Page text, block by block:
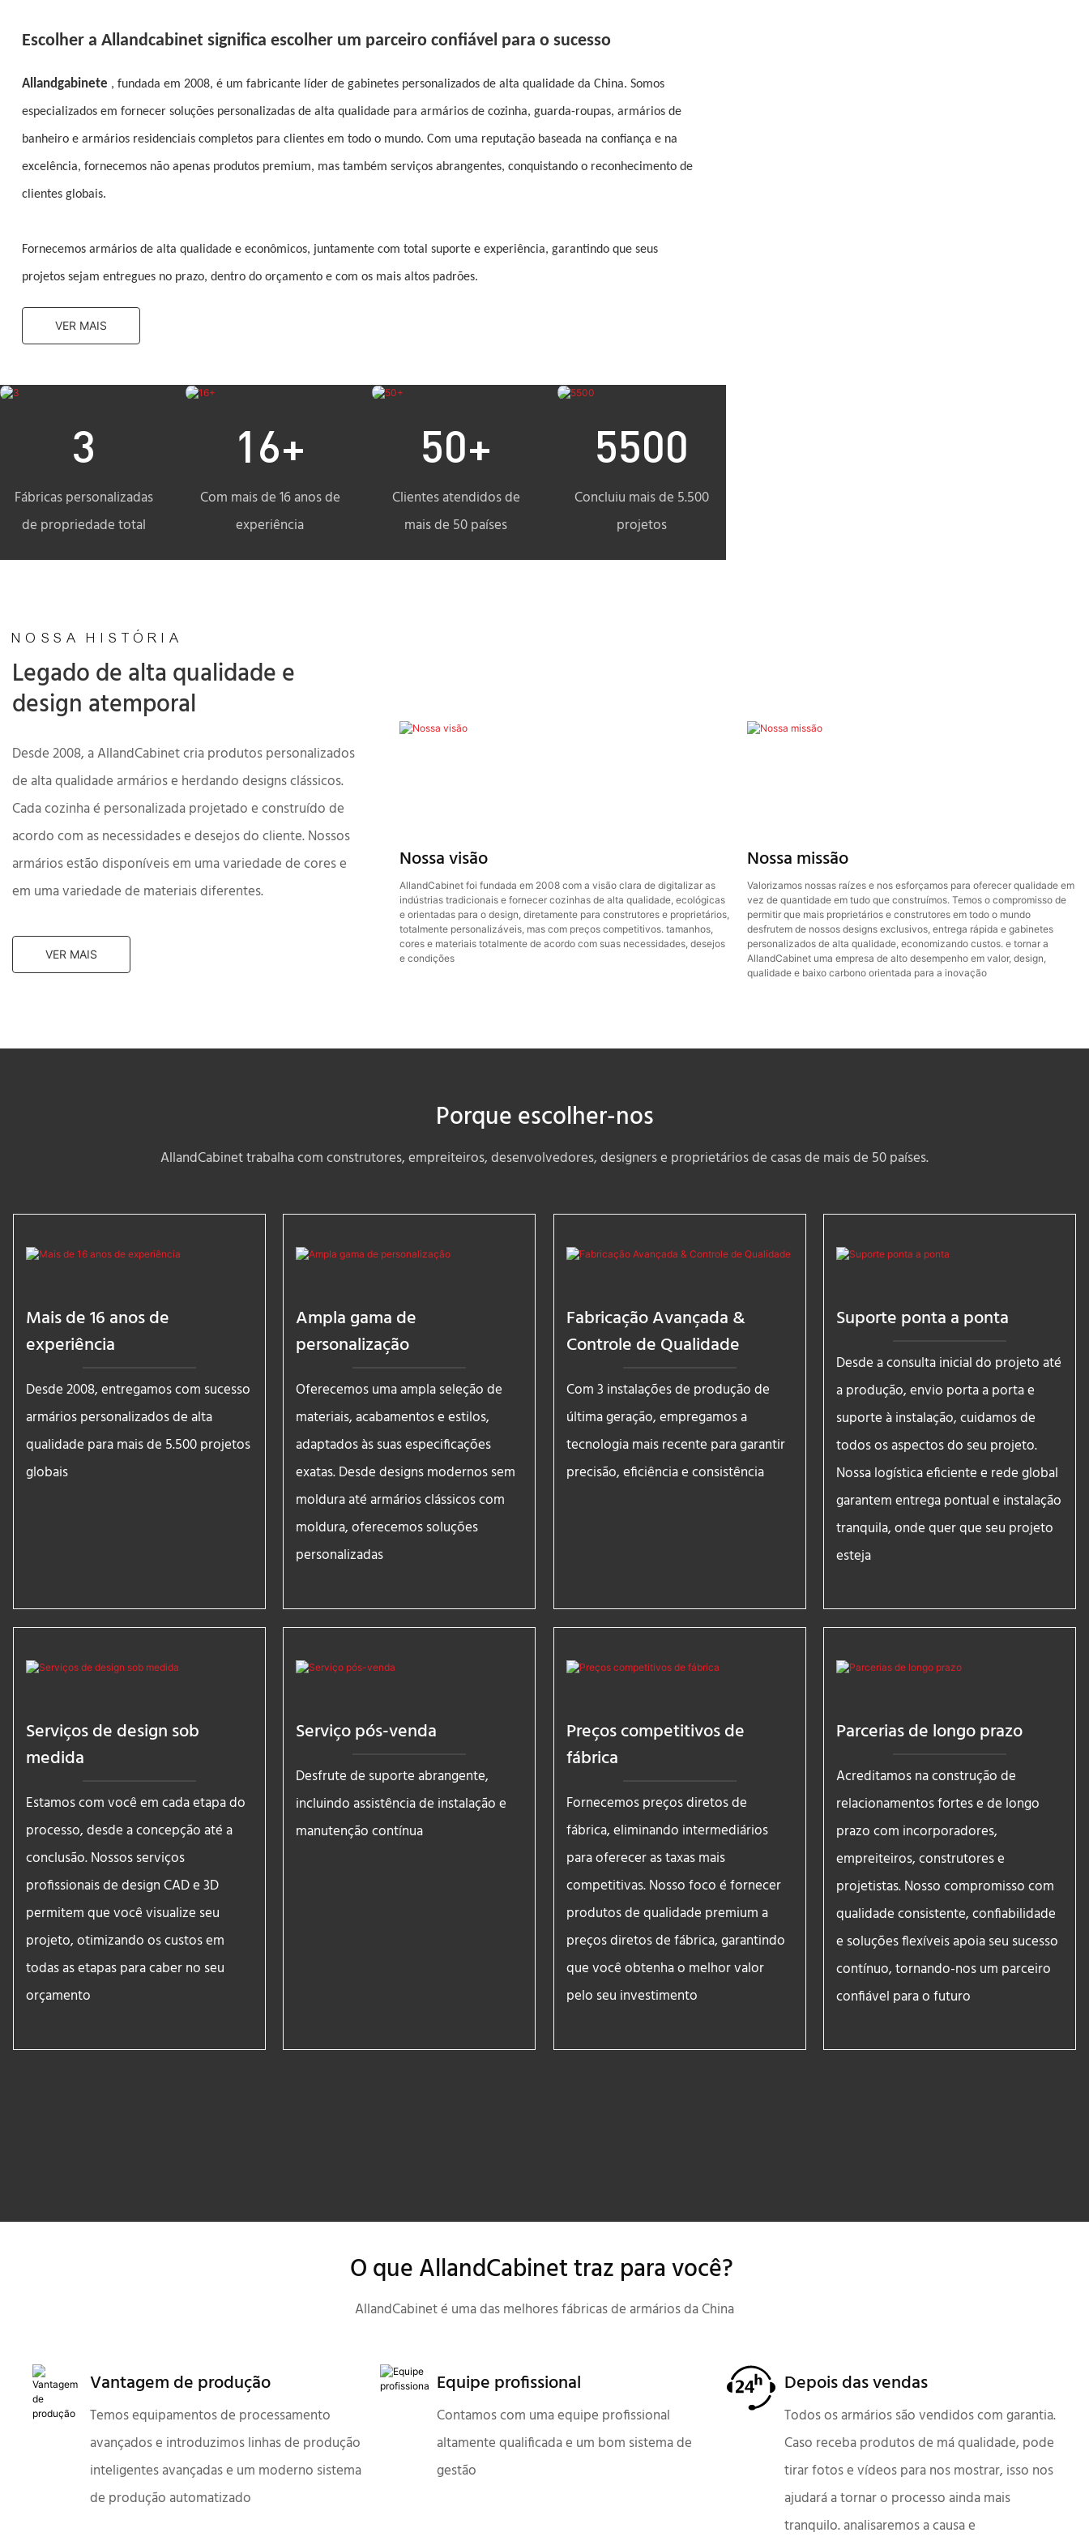
Escolher a Allandcabinet significa escolher um parceiro confiável para o sucesso
Allandgabinete , fundada em 2008, é um fabricante líder de gabinetes personalizados de alta qualidade da China. Somos
especializados em fornecer soluções personalizadas de alta qualidade para armários de cozinha, guarda-roupas, armários de
banheiro e armários residenciais completos para clientes em todo o mundo. Com uma reputação baseada na confiança e na
excelência, fornecemos não apenas produtos premium, mas também serviços abrangentes, conquistando o reconhecimento de
clientes globais.
Fornecemos armários de alta qualidade e econômicos, juntamente com total suporte e experiência, garantindo que seus
projetos sejam entregues no prazo, dentro do orçamento e com os mais altos padrões.
VER MAIS
3
Fábricas personalizadas
de propriedade total
16+
Com mais de 16 anos de
experiência
50+
Clientes atendidos de
mais de 50 países
5500
Concluiu mais de 5.500
projetos
NOSSA HISTÓRIA
Legado de alta qualidade e
design atemporal
Desde 2008, a AllandCabinet cria produtos personalizados
de alta qualidadearmários e herdando designs clássicos.
Cada cozinha é personalizadaprojetado e construído de
acordo com as necessidades e desejos do cliente. Nossos
armários estão disponíveis em uma variedade de cores e
em uma variedade de materiais diferentes.
VER MAIS
Nossa visão
AllandCabinet foi fundada em 2008 com a visão clara de digitalizar as
indústrias tradicionais e fornecer cozinhas de alta qualidade, ecológicas
e orientadas para o design, diretamente para construtores e proprietários,
totalmente personalizáveis, mas com preços competitivos. tamanhos,
cores e materiais totalmente de acordo com suas necessidades, desejos
e condições
Nossa missão
Valorizamos nossas raízes e nos esforçamos para oferecer qualidade em
vez de quantidade em tudo que construímos. Temos o compromisso de
permitir que mais proprietários e construtores em todo o mundo
desfrutem de nossos designs exclusivos, entrega rápida e gabinetes
personalizados de alta qualidade, economizando custos. e tornar a
AllandCabinet uma empresa de alto desempenho em valor, design,
qualidade e baixo carbono orientada para a inovação
Porque escolher-nos
AllandCabinet trabalha com construtores, empreiteiros, desenvolvedores, designers e proprietários de casas de mais de 50 países.
Mais de 16 anos de
experiência
Desde 2008, entregamos com sucesso
armários personalizados de alta
qualidade para mais de 5.500 projetos
globais
Ampla gama de
personalização
Oferecemos uma ampla seleção de
materiais, acabamentos e estilos,
adaptados às suas especificações
exatas. Desde designs modernos sem
moldura até armários clássicos com
moldura, oferecemos soluções
personalizadas
Fabricação Avançada &
Controle de Qualidade
Com 3 instalações de produção de
última geração, empregamos a
tecnologia mais recente para garantir
precisão, eficiência e consistência
Suporte ponta a ponta
Desde a consulta inicial do projeto até
a produção, envio porta a porta e
suporte à instalação, cuidamos de
todos os aspectos do seu projeto.
Nossa logística eficiente e rede global
garantem entrega pontual e instalação
tranquila, onde quer que seu projeto
esteja
Serviços de design sob
medida
Estamos com você em cada etapa do
processo, desde a concepção até a
conclusão. Nossos serviços
profissionais de design CAD e 3D
permitem que você visualize seu
projeto, otimizando os custos em
todas as etapas para caber no seu
orçamento
Serviço pós-venda
Desfrute de suporte abrangente,
incluindo assistência de instalação e
manutenção contínua
Preços competitivos de
fábrica
Fornecemos preços diretos de
fábrica, eliminando intermediários
para oferecer as taxas mais
competitivas. Nosso foco é fornecer
produtos de qualidade premium a
preços diretos de fábrica, garantindo
que você obtenha o melhor valor
pelo seu investimento
Parcerias de longo prazo
Acreditamos na construção de
relacionamentos fortes e de longo
prazo com incorporadores,
empreiteiros, construtores e
projetistas. Nosso compromisso com
qualidade consistente, confiabilidade
e soluções flexíveis apoia seu sucesso
contínuo, tornando-nos um parceiro
confiável para o futuro
O que AllandCabinet traz para você?
AllandCabinet é uma das melhores fábricas de armários da China
Vantagem de produção
Temos equipamentos de processamento
avançados e introduzimos linhas de produção
inteligentes avançadas e um moderno sistema
de produção automatizado
Equipe profissional
Contamos com uma equipe profissional
altamente qualificada e um bom sistema de
gestão
Depois das vendas
Todos os armários são vendidos com garantia.
Caso receba produtos de má qualidade, pode
tirar fotos e vídeos para nos mostrar, isso nos
ajudará a tornar o processo ainda mais
tranquilo. analisaremos a causa e